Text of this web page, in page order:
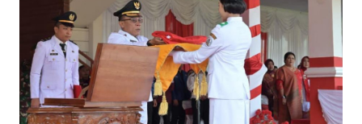
Informasi
INDEKS
BERITA